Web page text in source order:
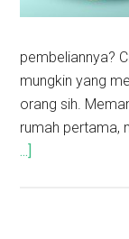
pembeliannya?
mungkin yang
orang sih.
rumah pertama,
...]